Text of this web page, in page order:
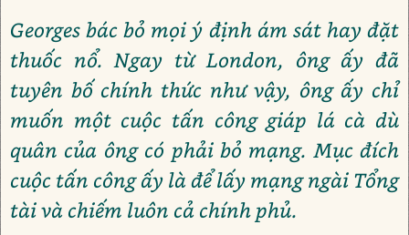
Georges bác bỏ mọi ý định ám sát hay đặt
thuốc nổ. Ngay từ London, ông ấy đã
tuyên bố chính thức như vậy, ông ấy chỉ
muốn một cuộc tấn công giáp lá cà dù
quân của ông có phải bỏ mạng. Mục đích
cuộc tấn công ấy là để lấy mạng ngài Tổng
tài và chiếm luôn cả chính phủ.